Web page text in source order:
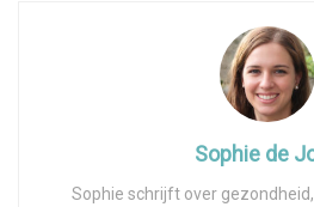
Sophie de
Sophie schrijft over